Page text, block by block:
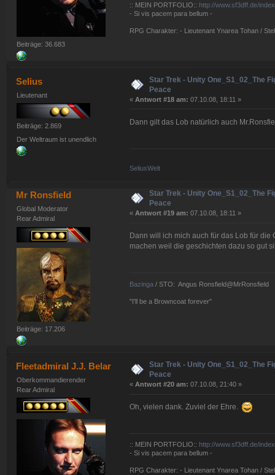
Beiträge: 36.683
:: MEIN PORTFOLIO:: http://www.sf3dff.de/
- Si vis pacem para bellum -
RPG Charakter: - Lieutenant Ynarea Tohan /
Selius
Lieutenant
Beiträge: 2.869
Der Weltraum ist unendlich
Star Trek - Unity One_S1_02_The
Peace
« Antwort #18 am: 07.10.08, 18:11 »
Dann gilt das Lob natürlich auch
SeliusWelt
Mr Ronsfield
Global Moderator
Rear Admiral
Beiträge: 17.206
Star Trek - Unity One_S1_02_The
Peace
« Antwort #19 am: 07.10.08, 18:11 »
Dann will ich mich auch für das Lob für
machen weil die geschichten dazu so gut
Bazinga/ STO: Angus Ronsfield@MrRonsfield
"I'll be a Browncoat forever"
Fleetadmiral J.J. Belar
Oberkommandierender
Rear Admiral
Star Trek - Unity One_S1_02_The
Peace
« Antwort #20 am: 07.10.08, 21:40 »
Oh, vielen dank. Zuviel der Ehre.
:: MEIN PORTFOLIO:: http://www.sf3dff.de/
- Si vis pacem para bellum -
RPG Charakter: - Lieutenant Ynarea Tohan /